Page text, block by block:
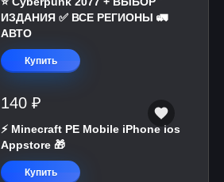
ИЗДАНИЯ ✅ ВСЕ РЕГИОНЫ 🚛
АВТО
Купить
140 ₽
⚡️ Minecraft PE Mobile iPhone ios
Appstore 🎁
Купить